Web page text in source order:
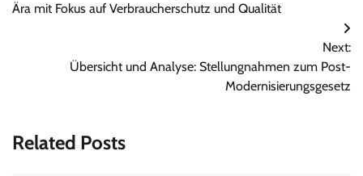
Ära mit Fokus auf Verbraucherschutz und Qualität
Next:
Übersicht und Analyse: Stellungnahmen zum Post-
Modernisierungsgesetz
Related Posts